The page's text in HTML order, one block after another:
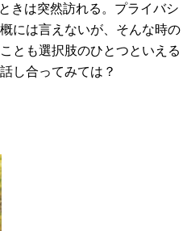
きは突然訪れる。プライバシ
には言えないが、そんな時の
とも選択肢のひとつといえる
し合ってみては？